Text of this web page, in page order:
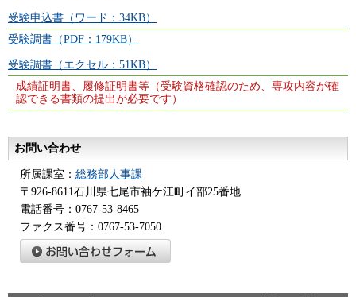
受験申込書（ワード：34KB）
受験調書（PDF：179KB）
受験調書（エクセル：51KB）
成績証明書、履修証明書等（受験資格確認のため、専攻内容が確
認できる書類の提出が必要です）
お問い合わせ
所属課室： 総務部人事課
〒926-8611石川県七尾市袖ケ江町イ部25番地
電話番号：0767-53-8465
ファクス番号：0767-53-7050